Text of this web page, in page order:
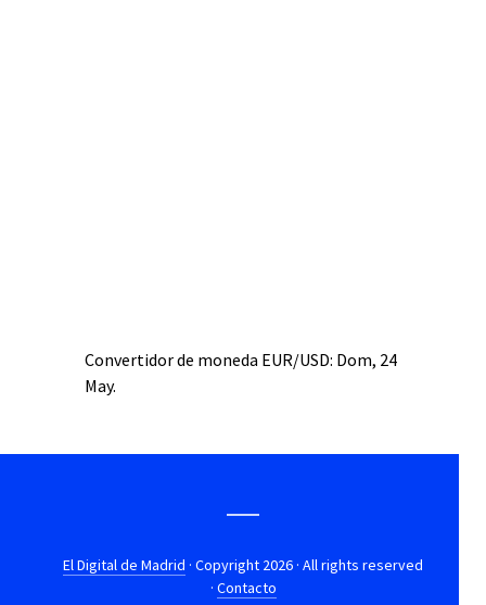
Convertidor de moneda EUR/USD: Dom, 24
May.
El Digital de Madrid · Copyright 2026 · All rights reserved
· Contacto